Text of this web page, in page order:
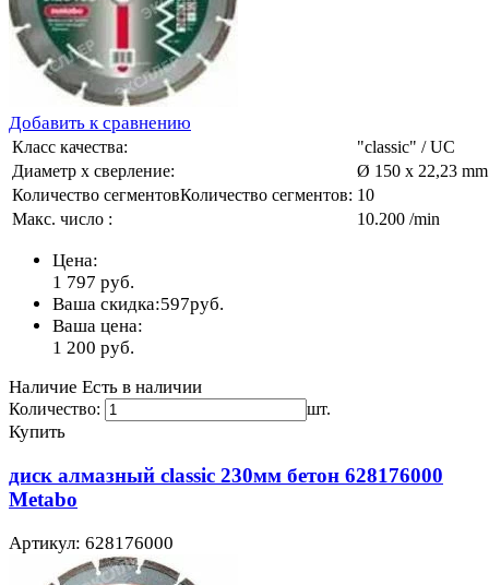
Добавить к сравнению
Класс качества:
"classic" / UC
Диаметр х сверление:
Ø 150 x 22,23 mm
Количество сегментовКоличество сегментов: 10
Макс. число :
10.200 /min
Цена:
1 797 руб.
Ваша скидка:597руб.
Ваша цена:
1 200 руб.
Наличие Есть в наличии
Количество: шт.
Купить
диск алмазный classic 230мм бетон 628176000
Metabo
Артикул: 628176000